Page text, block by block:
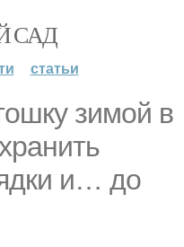
САД
статьи
зимой в
и… до